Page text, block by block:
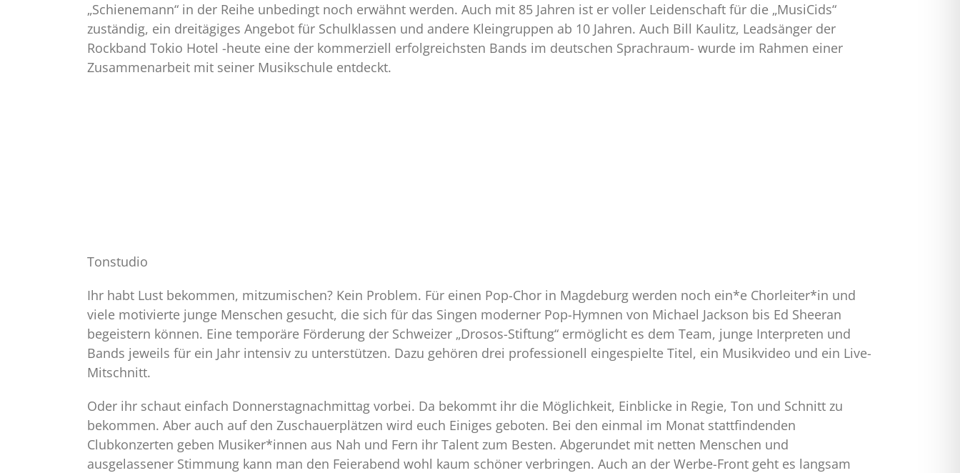
„Schienemann“ in der Reihe unbedingt noch erwähnt werden. Auch mit 85 Jahren ist er voller Leidenschaft für die „MusiCids“
zuständig, ein dreitägiges Angebot für Schulklassen und andere Kleingruppen ab 10 Jahren. Auch Bill Kaulitz, Leadsänger der
Rockband Tokio Hotel -heute eine der kommerziell erfolgreichsten Bands im deutschen Sprachraum- wurde im Rahmen einer
Zusammenarbeit mit seiner Musikschule entdeckt.
Tonstudio
Ihr habt Lust bekommen, mitzumischen? Kein Problem. Für einen Pop-Chor in Magdeburg werden noch ein*e Chorleiter*in und
viele motivierte junge Menschen gesucht, die sich für das Singen moderner Pop-Hymnen von Michael Jackson bis Ed Sheeran
begeistern können. Eine temporäre Förderung der Schweizer „Drosos-Stiftung“ ermöglicht es dem Team, junge Interpreten und
Bands jeweils für ein Jahr intensiv zu unterstützen. Dazu gehören drei professionell eingespielte Titel, ein Musikvideo und ein Live-
Mitschnitt.
Oder ihr schaut einfach Donnerstagnachmittag vorbei. Da bekommt ihr die Möglichkeit, Einblicke in Regie, Ton und Schnitt zu
bekommen. Aber auch auf den Zuschauerplätzen wird euch Einiges geboten. Bei den einmal im Monat stattfindenden
Clubkonzerten geben Musiker*innen aus Nah und Fern ihr Talent zum Besten. Abgerundet mit netten Menschen und
ausgelassener Stimmung kann man den Feierabend wohl kaum schöner verbringen. Auch an der Werbe-Front geht es langsam